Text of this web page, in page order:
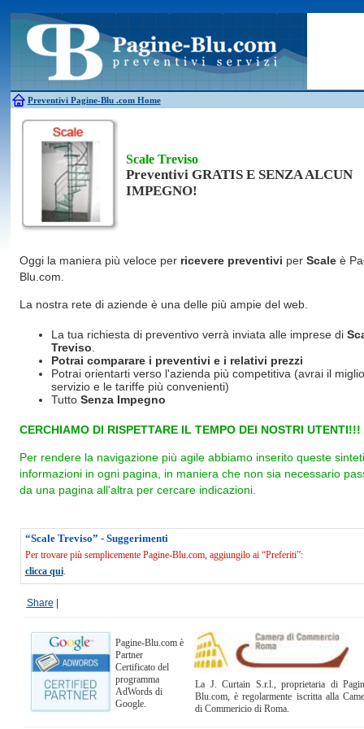
Preventivi Pagine-Blu .com Home
Antifurti
Allarme
Bagni chimici
Edilizia Giardinieri
Caldaie
Falegnami Idraulici
Canne fumarie
Parquet
Scale Treviso
Preventivi GRATIS E SENZA ALCUN
IMPEGNO!
Oggi la maniera più veloce per ricevere preventivi per Scaleè
Blu.com.
La nostra rete di aziende è una delle più ampie del web.
La tua richiesta di preventivo verrà inviata alle imprese di
Treviso
Potrai comparare i preventivi e i relativi prezzi
Potrai orientarti verso l'azienda più competitiva (avrai il
servizio e le tariffe più convenienti)
Tutto Senza Impegno
CERCHIAMO DI RISPETTARE IL TEMPO DEI NOSTRI UTENTI!!!
Per rendere la navigazione più agile abbiamo inserito queste
informazioni in ogni pagina, in maniera che non sia necessario
da una pagina all'altra per cercare indicazioni.
“Scale Treviso” - Suggerimenti
Per trovare più semplicemente Pagine-Blu.com, aggiungilo ai “Preferiti”:
clicca qui.
Share
Pagine-Blu.com è
Partner
Certificato del
programma
AdWords di
Google.
La J. Curtain S.r.l., proprietaria di
Blu.com, è regolarmente iscritta alla
di Commericio di Roma.